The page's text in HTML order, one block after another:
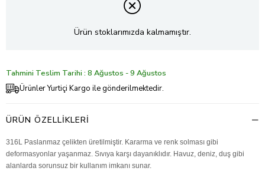
Ürün stoklarımızda kalmamıştır.
Tahmini Teslim Tarihi : 8 Ağustos - 9 Ağustos
Ürünler Yurtiçi Kargo ile gönderilmektedir.
ÜRÜN ÖZELLIKLERI
316L Paslanmaz çelikten üretilmiştir. Kararma ve renk solması gibi
deformasyonlar yaşanmaz. Sıvıya karşı dayanıklıdır. Havuz, deniz, duş gibi
alanlarda sorunsuz bir kullanım imkanı sunar.